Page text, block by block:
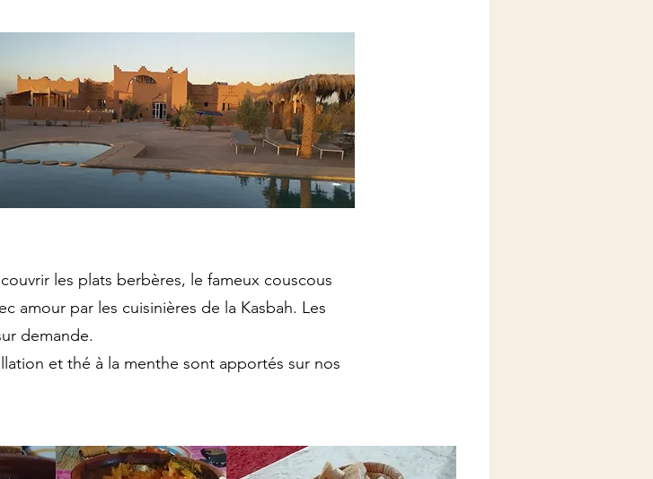
les plats berbères, le fameux couscous
amour par les cuisinières de la Kasbah. Les
demande.
et thé à la menthe sont apportés sur nos